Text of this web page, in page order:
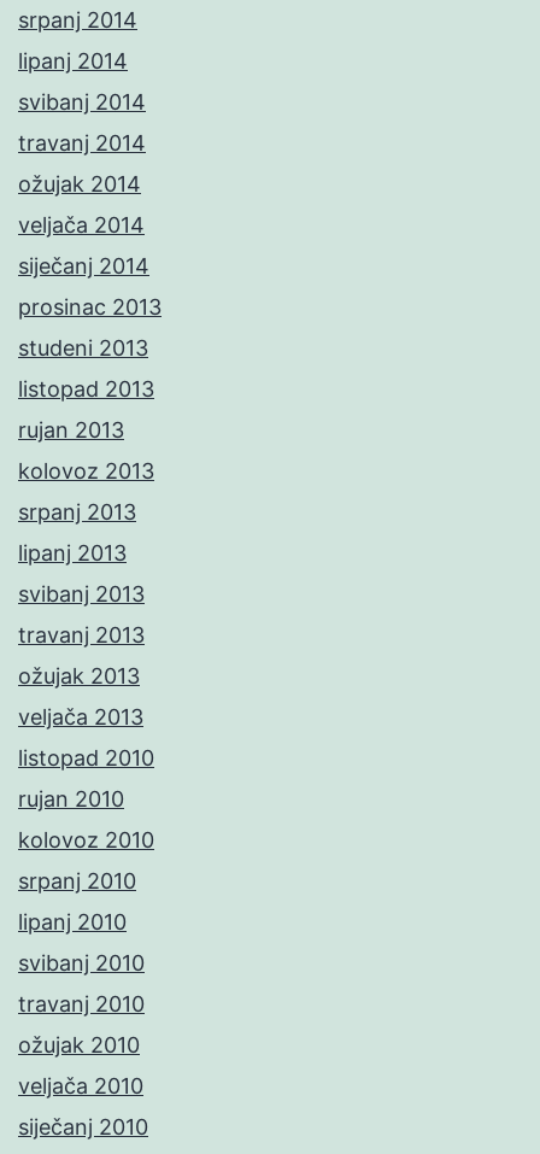
srpanj 2014
lipanj 2014
svibanj 2014
travanj 2014
ožujak 2014
veljača 2014
siječanj 2014
prosinac 2013
studeni 2013
listopad 2013
rujan 2013
kolovoz 2013
srpanj 2013
lipanj 2013
svibanj 2013
travanj 2013
ožujak 2013
veljača 2013
listopad 2010
rujan 2010
kolovoz 2010
srpanj 2010
lipanj 2010
svibanj 2010
travanj 2010
ožujak 2010
veljača 2010
siječanj 2010